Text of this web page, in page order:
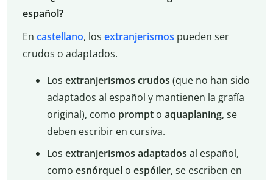
español?
En castellano, los extranjerismos pueden ser
crudos o adaptados.
Los extranjerismos crudos (que no han sido
adaptados al español y mantienen la grafía
original), como prompto aquaplaning, se
deben escribir en cursiva.
Los extranjerismos adaptados al español,
como esnórquelo espóiler, se escriben en